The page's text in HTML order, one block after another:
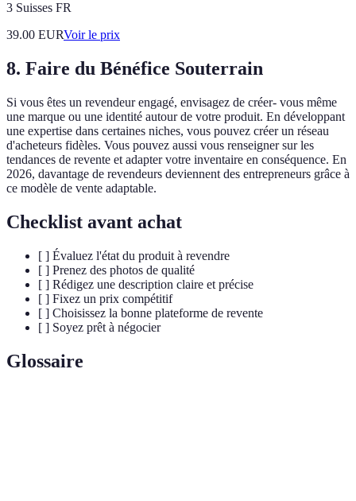
3 Suisses FR
39.00 EURVoir le prix
8. Faire du Bénéfice Souterrain
Si vous êtes un revendeur engagé, envisagez de créer- vous même
une marque ou une identité autour de votre produit. En développant
une expertise dans certaines niches, vous pouvez créer un réseau
d'acheteurs fidèles. Vous pouvez aussi vous renseigner sur les
tendances de revente et adapter votre inventaire en conséquence. En
2026, davantage de revendeurs deviennent des entrepreneurs grâce à
ce modèle de vente adaptable.
Checklist avant achat
[ ] Évaluez l'état du produit à revendre
[ ] Prenez des photos de qualité
[ ] Rédigez une description claire et précise
[ ] Fixez un prix compétitif
[ ] Choisissez la bonne plateforme de revente
[ ] Soyez prêt à négocier
Glossaire